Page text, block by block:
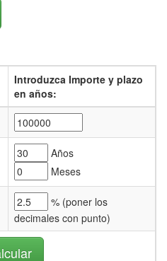
Introduzca Importe y plazo
en años:
Años
Meses
% (poner los
decimales con punto)